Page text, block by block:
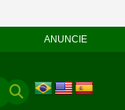
ANUNCIE